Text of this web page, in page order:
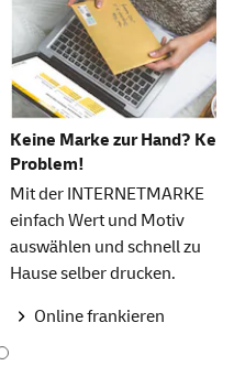
Keine Marke zur Hand? Kein
Problem!
Mit der INTERNETMARKE
einfach Wert und Motiv
auswählen und schnell zu
Hause selber drucken.
Online frankieren